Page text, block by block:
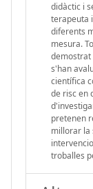
didàctic i
terapeuta
diferents
mesura.
demostrat
s'han
científica
de risc en
pretenen
millorar la
troballes